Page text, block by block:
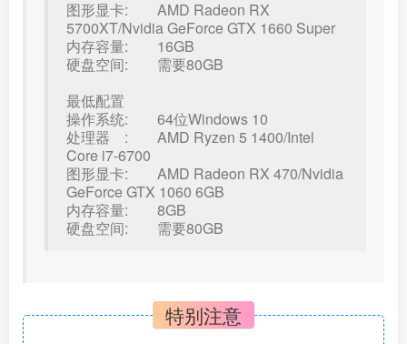
图形显卡: AMD Radeon RX
5700XT/Nvidia GeForce GTX 1660 Super
内存容量: 16GB
硬盘空间: 需要80GB
最低配置
操作系统: 64位Windows 10
处理器 : AMD Ryzen 5 1400/Intel
Core i7-6700
图形显卡: AMD Radeon RX 470/Nvidia
GeForce GTX 1060 6GB
内存容量: 8GB
硬盘空间: 需要80GB
特别注意